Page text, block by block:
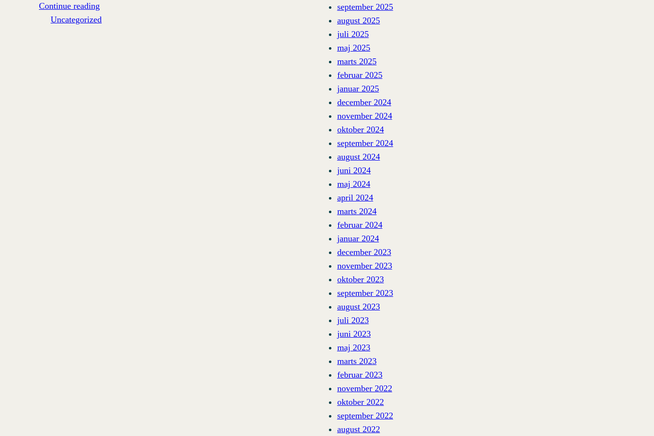
Continue reading
Uncategorized
september 2025
august 2025
juli 2025
maj 2025
marts 2025
februar 2025
januar 2025
december 2024
november 2024
oktober 2024
september 2024
august 2024
juni 2024
maj 2024
april 2024
marts 2024
februar 2024
januar 2024
december 2023
november 2023
oktober 2023
september 2023
august 2023
juli 2023
juni 2023
maj 2023
marts 2023
februar 2023
november 2022
oktober 2022
september 2022
august 2022